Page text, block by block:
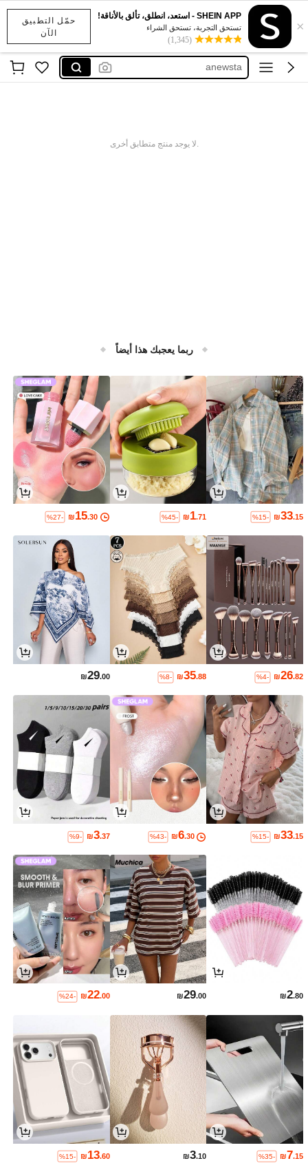
حمّل التطبيق
الآن
×
SHEIN APP - استعد، انطلق، تألق بالأناقة!
تستحق التجربة، تستحق الشراء
(1,345)
shein tall
motf
anewsta
.لا يوجد منتج متطابق أخرى
ربما يعجبك هذا أيضاً
₪33.15
%15-
₪1.71
%45-
₪15.30
%27-
₪26.82
%4-
₪35.88
%8-
₪29.00
₪33.15
%15-
₪6.30
%43-
₪3.37
%9-
₪2.80
₪29.00
₪22.00
%24-
₪7.15
%35-
₪3.10
₪13.60
%15-